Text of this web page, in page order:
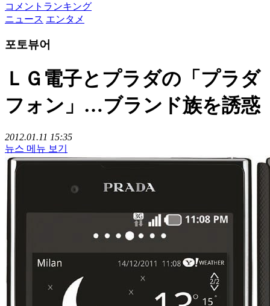
コメントランキング
ニュース エンタメ
포토뷰어
ＬＧ電子とプラダの「プラダ
フォン」…ブランド族を誘惑
2012.01.11 15:35
뉴스 메뉴 보기